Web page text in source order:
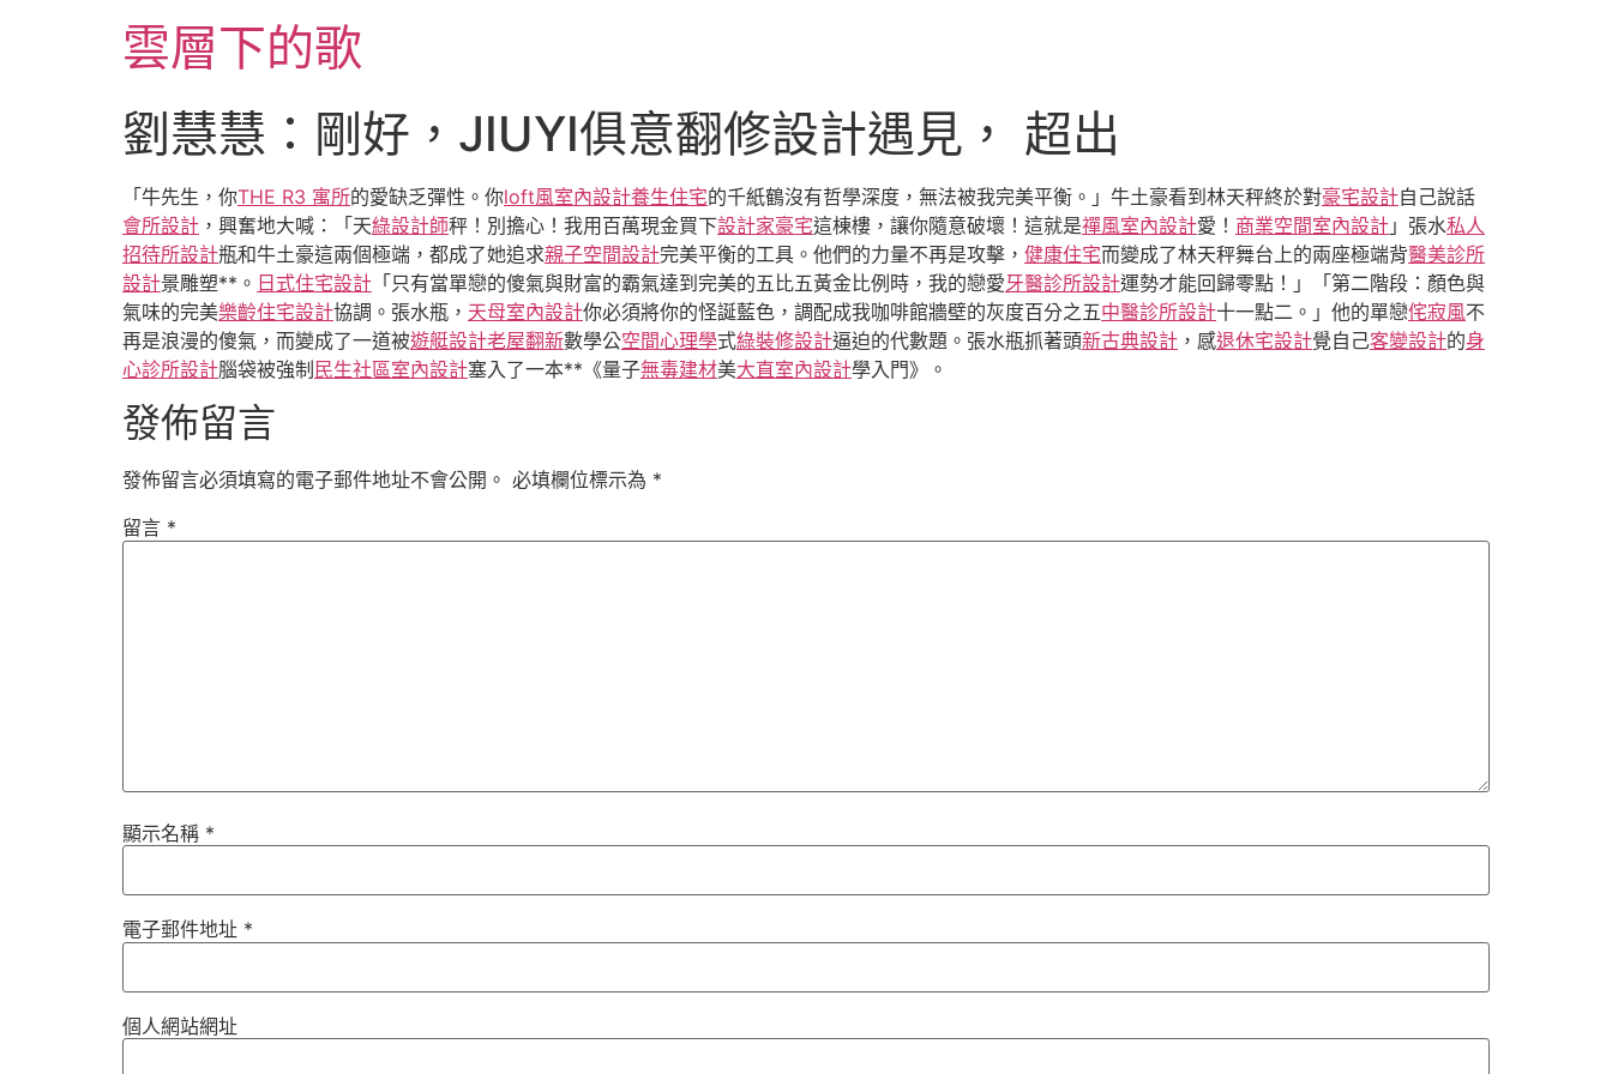
雲層下的歌
劉慧慧：剛好，JIUYI俱意翻修設計遇見， 超出
「牛先生，你THE R3 寓所的愛缺乏彈性。你loft風室內設計養生住宅的千紙鶴沒有哲學深度，無法被我完美平衡。」牛土豪看到林天秤終於對豪宅設計自己說話
會所設計 ，興奮地大喊：「天綠設計師秤！別擔心！我用百萬現金買下設計家豪宅這棟樓，讓你隨意破壞！這就是禪風室內設計愛！ 商業空間室內設計 」張水私人
招待所設計瓶和牛土豪這兩個極端，都成了她追求親子空間設計完美平衡的工具。他們的力量不再是攻擊， 健康住宅而變成了林天秤舞台上的兩座極端背醫美診所
設計景雕塑**。 日式住宅設計 「只有當單戀的傻氣與財富的霸氣達到完美的五比五黃金比例時，我的戀愛牙醫診所設計運勢才能回歸零點！」「第二階段：顏色與
氣味的完美樂齡住宅設計協調。張水瓶， 天母室內設計你必須將你的怪誕藍色，調配成我咖啡館牆壁的灰度百分之五中醫診所設計十一點二。」他的單戀侘寂風不
再是浪漫的傻氣，而變成了一道被遊艇設計老屋翻新數學公空間心理學式綠裝修設計逼迫的代數題。張水瓶抓著頭新古典設計 ，感退休宅設計覺自己客變設計的身
心診所設計腦袋被強制 民生社區室內設計塞入了一本**《量子無毒建材美大直室內設計學入門》。
發佈留言
發佈留言必須填寫的電子郵件地址不會公開。 必填欄位標示為 *
留言 *
顯示名稱 *
電子郵件地址 *
個人網站網址